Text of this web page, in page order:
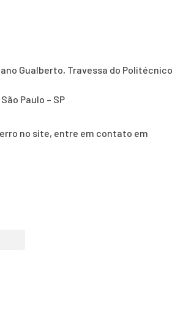
Gualberto, Travessa do
Paulo – SP
no site, entre em contato em